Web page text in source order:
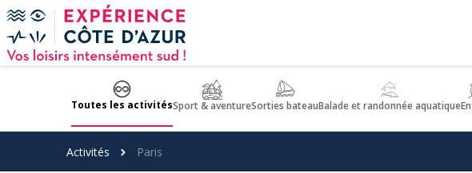
Panneau de gestion des cookies
Toutes les activitésSport & aventureSorties bateauBalade et randonnée aquatique
Activités Paris